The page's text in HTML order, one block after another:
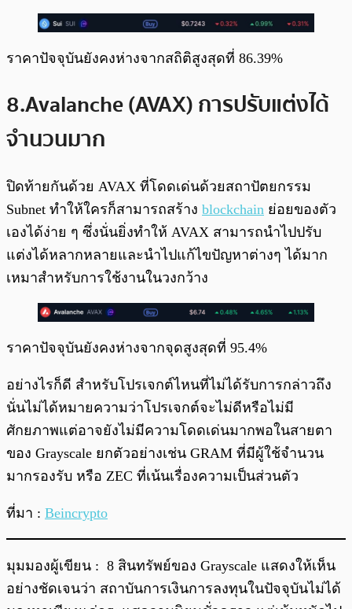
ราคาปัจจุบันยังคงห่างจากสถิติสูงสุดที่ 86.39%
8.Avalanche (AVAX) การปรับแต่งได้
จำนวนมาก
ปิดท้ายกันด้วย AVAX ที่โดดเด่นด้วยสถาปัตยกรรม
Subnet ทำให้ใครก็สามารถสร้าง blockchain ย่อยของตัว
เองได้ง่าย ๆ ซึ่งนั่นยิ่งทำให้ AVAX สามารถนำไปปรับ
แต่งได้หลากหลายและนำไปแก้ไขปัญหาต่างๆ ได้มาก
เหมาสำหรับการใช้งานในวงกว้าง
ราคาปัจจุบันยังคงห่างจากจุดสูงสุดที่ 95.4%
อย่างไรก็ดี สำหรับโปรเจกต์ไหนที่ไม่ได้รับการกล่าวถึง
นั่นไม่ได้หมายความว่าโปรเจกต์จะไม่ดีหรือไม่มี
ศักยภาพแต่อาจยังไม่มีความโดดเด่นมากพอในสายตา
ของ Grayscale ยกตัวอย่างเช่น GRAM ที่มีผู้ใช้จำนวน
มากรองรับ หรือ ZEC ที่เน้นเรื่องความเป็นส่วนตัว
ที่มา : Beincrypto
มุมมองผู้เขียน : 8 สินทรัพย์ของ Grayscale แสดงให้เห็น
อย่างชัดเจนว่า สถาบันการเงินการลงทุนในปัจจุบันไม่ได้